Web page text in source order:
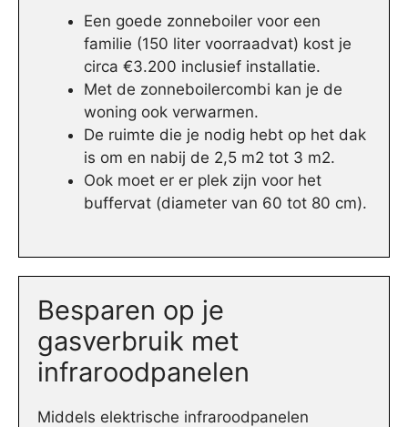
Een goede zonneboiler voor een
familie (150 liter voorraadvat) kost je
circa €3.200 inclusief installatie.
Met de zonneboilercombi kan je de
woning ook verwarmen.
De ruimte die je nodig hebt op het dak
is om en nabij de 2,5 m2 tot 3 m2.
Ook moet er er plek zijn voor het
buffervat (diameter van 60 tot 80 cm).
Besparen op je
gasverbruik met
infraroodpanelen
Middels elektrische infraroodpanelen